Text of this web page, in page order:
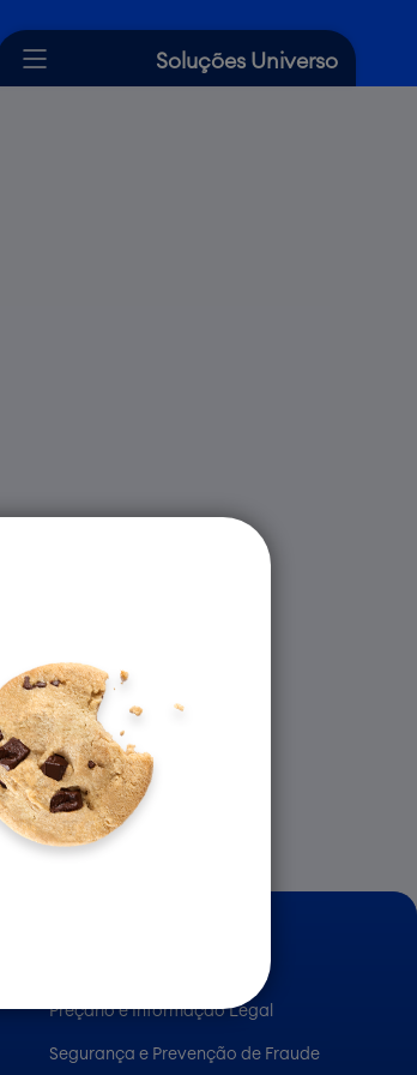
Soluções Universo
Preçário e Informação Legal
Segurança e Prevenção de Fraude